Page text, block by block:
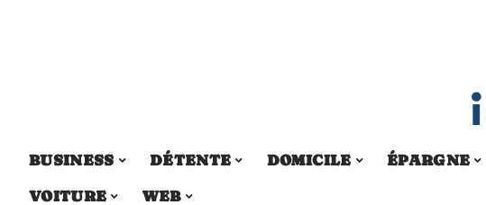
BUSINESS DÉTENTE DOMICILE ÉPARGNE
VOITURE
WEB